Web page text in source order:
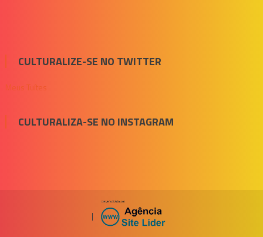
CULTURALIZE-SE NO TWITTER
Meus Tuítes
CULTURALIZA-SE NO INSTAGRAM
|